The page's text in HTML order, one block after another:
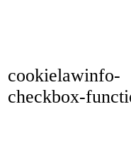
cookielawinfo-
checkbox-